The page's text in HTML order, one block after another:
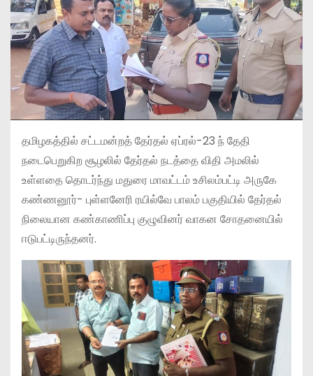
தமிழகத்தில் சட்டமன்றத் தேர்தல் ஏப்ரல்-23 ந் தேதி
நடைபெறுகிற சூழலில் தேர்தல் நடத்தை விதி அமலில்
உள்ளதை தொடர்ந்து மதுரை மாவட்டம் உசிலம்பட்டி அருகே
கண்ணனூர்- புள்ளனேரி ரயில்வே பாலம் பகுதியில் தேர்தல்
நிலையான கண்காணிப்பு குழுவினர் வாகன சோதனையில்
ஈடுபட்டிருந்தனர்.